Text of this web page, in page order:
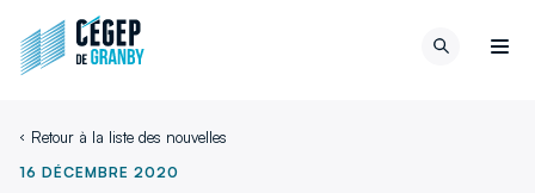
Aller au contenu
d'accueil
du
Retour à la liste des nouvelles
16 DÉCEMBRE 2020